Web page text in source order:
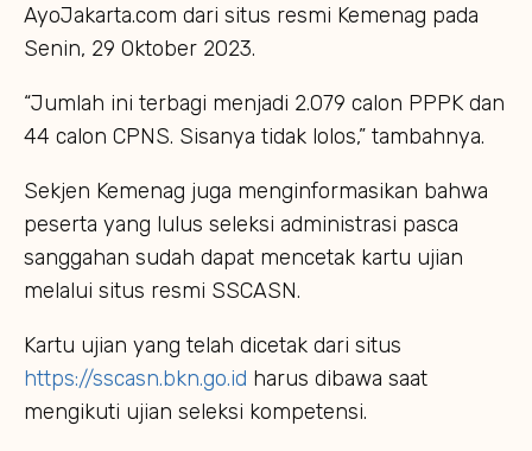
AyoJakarta.com dari situs resmi Kemenag pada
Senin, 29 Oktober 2023.
“Jumlah ini terbagi menjadi 2.079 calon PPPK dan
44 calon CPNS. Sisanya tidak lolos,” tambahnya.
Sekjen Kemenag juga menginformasikan bahwa
peserta yang lulus seleksi administrasi pasca
sanggahan sudah dapat mencetak kartu ujian
melalui situs resmi SSCASN.
Kartu ujian yang telah dicetak dari situs
https://sscasn.bkn.go.id harus dibawa saat
mengikuti ujian seleksi kompetensi.